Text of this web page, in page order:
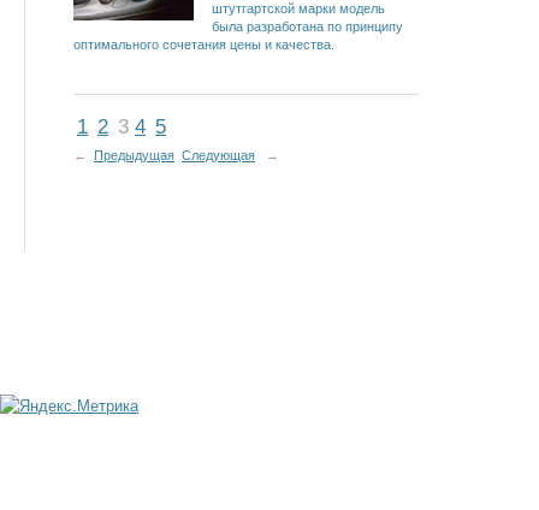
штутгартской марки модель
была разработана по принципу
оптимального сочетания цены и качества.
1 2 3 4 5
← Предыдущая Следующая →